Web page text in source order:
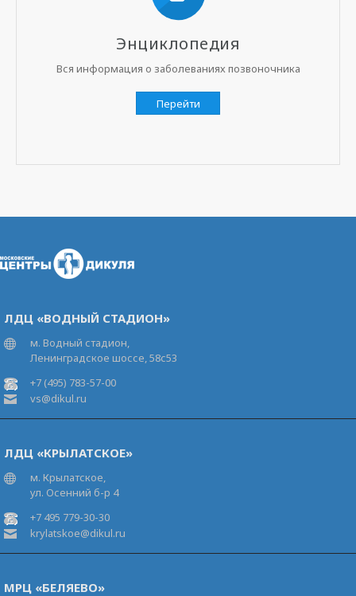
Энциклопедия
Вся информация о заболеваниях позвоночника
Перейти
ЛДЦ «ВОДНЫЙ СТАДИОН»
м. Водный стадион,
Ленинградское шоссе, 58с53
+7 (495) 783-57-00
vs@dikul.ru
ЛДЦ «КРЫЛАТСКОЕ»
м. Крылатское,
ул. Осенний б-р 4
+7 495 779-30-30
krylatskoe@dikul.ru
МРЦ «БЕЛЯЕВО»